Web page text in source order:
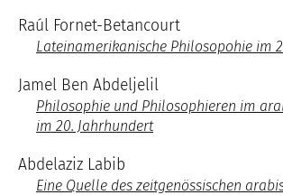
Raúl Fornet-Betancourt
Lateinamerikanische Philosopohie im
Jamel Ben Abdeljelil
Philosophie und Philosophieren im
im 20. Jahrhundert
Abdelaziz Labib
Eine Quelle des zeitgenössischen